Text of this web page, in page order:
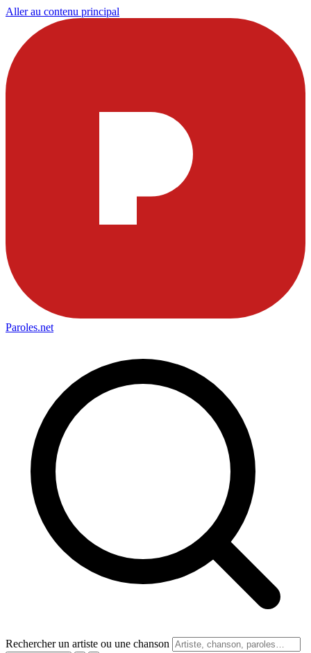
Aller au contenu principal
Paroles.net
Rechercher un artiste ou une chanson